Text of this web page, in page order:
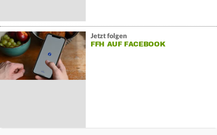
Jetzt folgen
FFH AUF FACEBOOK